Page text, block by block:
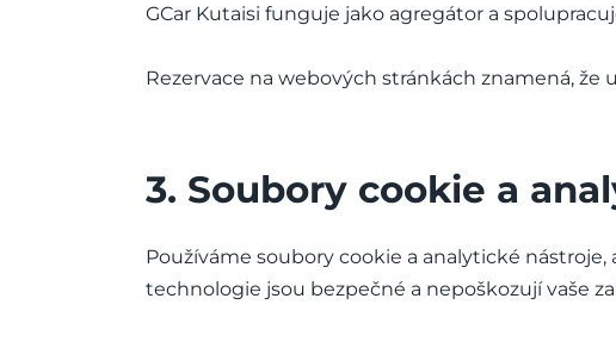
GCar Kutaisi funguje jako agregátor a
Rezervace na webových stránkách znamená,
3. Soubory cookie a
Používáme soubory cookie a analytické
technologie jsou bezpečné a nepoškozují vaše